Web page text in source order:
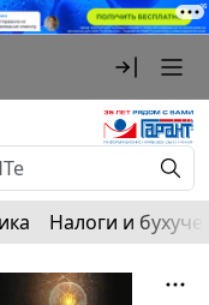
Налоги и